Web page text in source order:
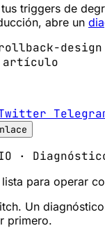
triggers de
abre un
design
·
para operar
Un
primero.